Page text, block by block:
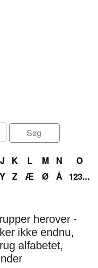
J K L M N
O
Y Z Æ Ø Å 123...
herover -
ikke endnu,
alfabetet,